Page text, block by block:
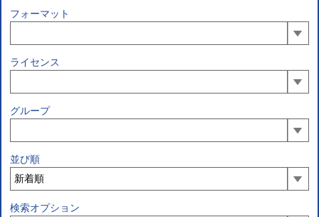
フォーマット
ライセンス
グループ
並び順
検索オプション